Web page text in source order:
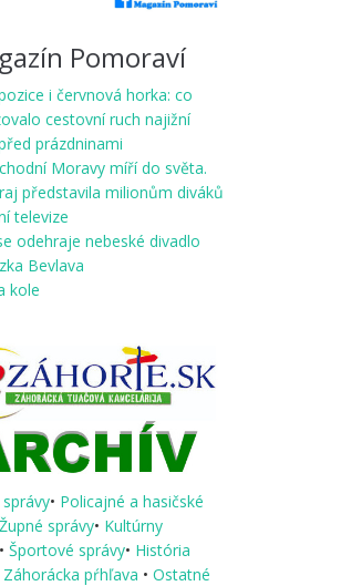
Pomoraví
i červnová horka: co
cestovní ruch najižní
prázdninami
Moravy míří do světa.
představila milionům diváků
televize
odehraje nebeské divadlo
Bevlava
kole
• Policajné a hasičské
Župné správy• Kultúrny
• Športové správy• História
Záhorácka pŕhľava • Ostatné